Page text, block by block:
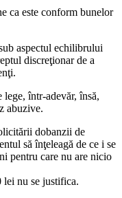
ca este conform bunelor
aspectul echilibrului
discreţionar de a
într-adevăr, însă,
abuzive.
dobanzii de
să înţeleagă de ce i se
pentru care nu are nicio
lei nu se justifica.